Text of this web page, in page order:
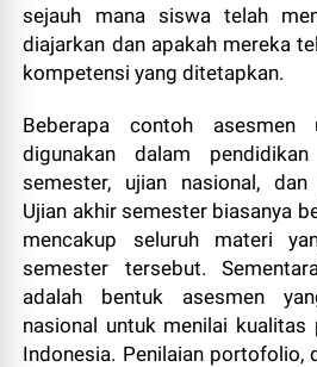
sejauh mana siswa telah
diajarkan dan apakah mereka
kompetensi yang ditetapkan.
Beberapa contoh asesmen
digunakan dalam
semester, ujian nasional,
Ujian akhir semester biasanya
mencakup seluruh materi
semester tersebut.
adalah bentuk asesmen
nasional untuk menilai kualitas
Indonesia. Penilaian portofolio,